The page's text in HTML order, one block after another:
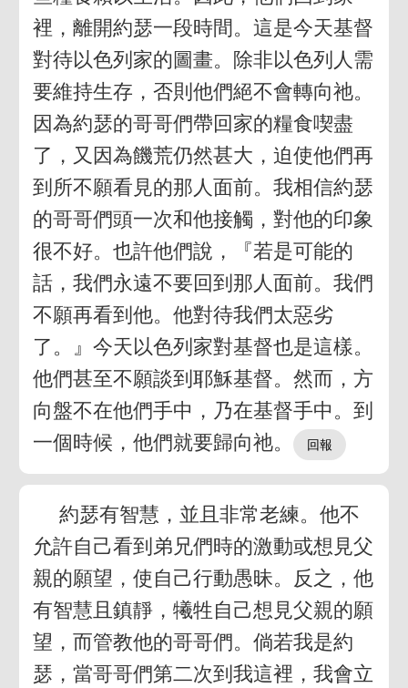
裡，離開約瑟一段時間。這是今天基督
對待以色列家的圖畫。除非以色列人需
要維持生存，否則他們絕不會轉向祂。
因為約瑟的哥哥們帶回家的糧食喫盡
了，又因為饑荒仍然甚大，迫使他們再
到所不願看見的那人面前。我相信約瑟
的哥哥們頭一次和他接觸，對他的印象
很不好。也許他們說，『若是可能的
話，我們永遠不要回到那人面前。我們
不願再看到他。他對待我們太惡劣
了。』今天以色列家對基督也是這樣。
他們甚至不願談到耶穌基督。然而，方
向盤不在他們手中，乃在基督手中。到
一個時候，他們就要歸向祂。
約瑟有智慧，並且非常老練。他不
允許自己看到弟兄們時的激動或想見父
親的願望，使自己行動愚昧。反之，他
有智慧且鎮靜，犧牲自己想見父親的願
望，而管教他的哥哥們。倘若我是約
瑟，當哥哥們第二次到我這裡，我會立